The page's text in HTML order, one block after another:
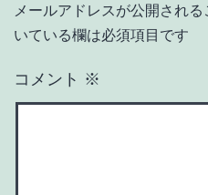
メールアドレスが公開される
いている欄は必須項目です
コメント ※